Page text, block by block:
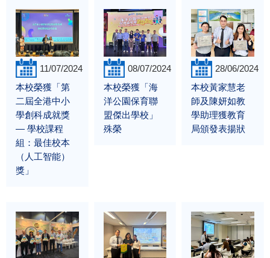
11/07/2024
本校榮獲「第
二屆全港中小
學創科成就獎
— 學校課程
組：最佳校本
（人工智能）
獎」
08/07/2024
本校榮獲「海
洋公園保育聯
盟傑出學校」
殊榮
28/06/2024
本校黃家慧老
師及陳妍如教
學助理獲教育
局頒發表揚狀